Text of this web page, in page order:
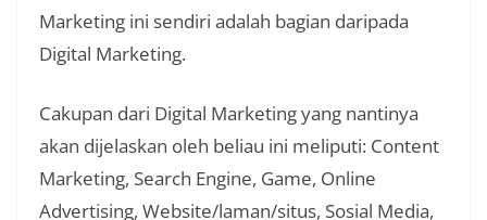
Marketing ini sendiri adalah bagian daripada
Digital Marketing.
Cakupan dari Digital Marketing yang nantinya
akan dijelaskan oleh beliau ini meliputi: Content
Marketing, Search Engine, Game, Online
Advertising, Website/laman/situs, Sosial Media,